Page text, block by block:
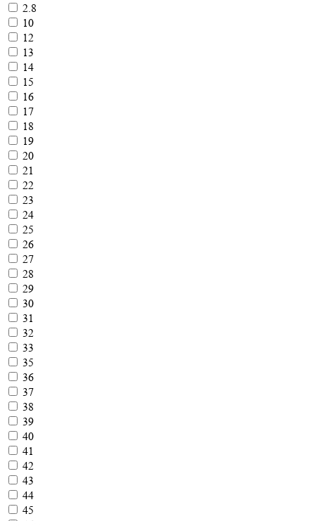
2.8
10
12
13
14
15
16
17
18
19
20
21
22
23
24
25
26
27
28
29
30
31
32
33
35
36
37
38
39
40
41
42
43
44
45